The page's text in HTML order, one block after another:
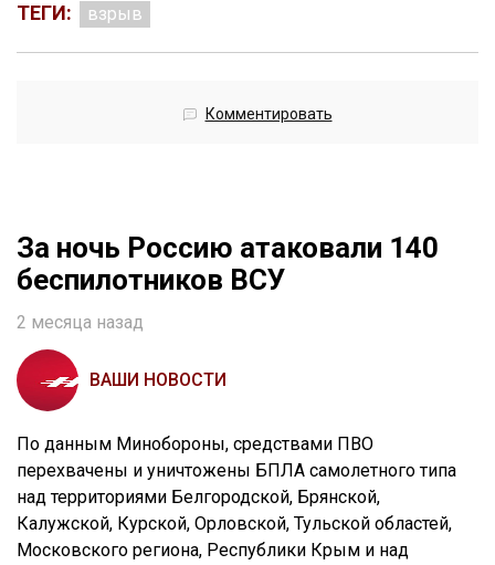
ТЕГИ: взрыв
Комментировать
За ночь Россию атаковали 140
беспилотников ВСУ
2 месяца назад
ВАШИ НОВОСТИ
По данным Минобороны, средствами ПВО
перехвачены и уничтожены БПЛА самолетного типа
над территориями Белгородской, Брянской,
Калужской, Курской, Орловской, Тульской областей,
Московского региона, Республики Крым и над